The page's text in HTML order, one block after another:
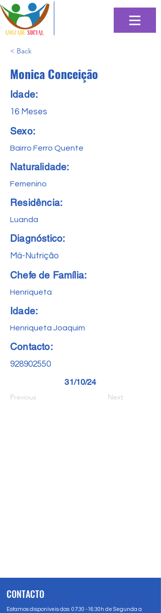
< Back
Monica Conceição
Idade:
16 Meses
Sexo:
Bairro Ferro Quente
Naturalidade:
Femenino
Residência:
Luanda
Diagnóstico:
Má-Nutrição
Chefe de Família:
Henriqueta
Idade:
Henriqueta Joaquim
Contacto:
928902550
31/10/24
Previous Next
CONTACTO
Estamos disponíveis das 07:30 -16:30h de Segunda a